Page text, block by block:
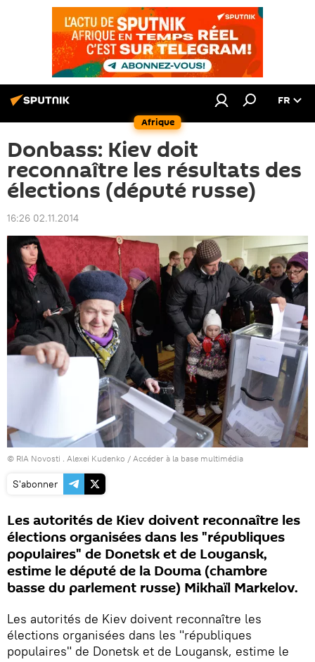
Afrique
FR
Donbass: Kiev doit
reconnaître les résultats des
élections (député russe)
16:26 02.11.2014
© RIA Novosti . Alexei Kudenko / Accéder à la base multimédia
S'abonner
Les autorités de Kiev doivent reconnaître les
élections organisées dans les "républiques
populaires" de Donetsk et de Lougansk,
estime le député de la Douma (chambre
basse du parlement russe) Mikhaïl Markelov.
Les autorités de Kiev doivent reconnaître les
élections organisées dans les "républiques
populaires" de Donetsk et de Lougansk, estime le